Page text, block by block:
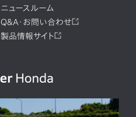
ニュースルーム
Q&A・お問い合わせ
製品情報サイト